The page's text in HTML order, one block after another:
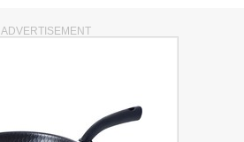
ADVERTISEMENT